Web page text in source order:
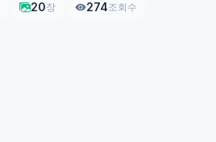
20장 274조회수